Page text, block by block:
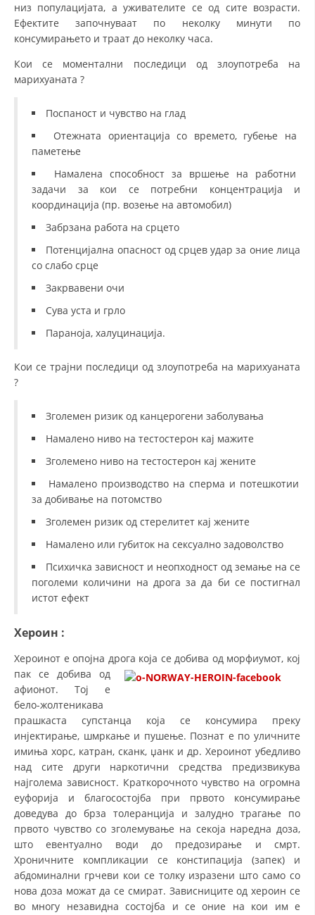
СТРУКТУРА И ОРГАНИЗАЦИОНА ПОСТАВЕНОСТ
ДИСЕМИНАЦИЈА
MЕЃУНАРОДНО ХУМАНИТАРНО ПРАВО
УПОТРЕБА И ЗАШТИТА НА АМБЛЕМОТ
СОЦИЈАЛНО ХУМАНИТАРНА ДЕЈНОСТ
КАКО ДА ДОНИРАТЕ
ПОДГОТВЕНОСТ И ДЕЈСТВО ПРИ КАТАСТРОФИ
ОДНОСИ СО ЈАВНОСТ
ДОГОВОРИ
ЗНАЧЕЊЕ НА СЛУЖБАТА ЗА БАРАЊЕ
ЗДРАВСТВЕНО ПРЕВЕНТИВНА ДЕЈНОСТ
ИНФОРМАЦИИ ЗА БОЛЕСТИ
ЗА НАС
ДЕЈСТВУВАЊЕ
ПРИРАЧНИЦИ
СТРАТЕГИИ
низ популацијата, а уживателите се од сите возрасти.
Ефектите започнуваат по неколку минути по
консумирањето и траат до неколку часа.
Кои се моментални последици од злоупотреба на
марихуаната ?
Поспаност и чувство на глад
Отежната ориентација со времето, губење на
паметење
Намалена способност за вршење на работни
задачи за кои се потребни концентрација и
координација (пр. возење на автомобил)
Забрзана работа на срцето
Потенцијална опасност од срцев удар за оние лица
со слабо срце
Закрвавени очи
Сува уста и грло
Параноја, халуцинација.
Кои се трајни последици од злоупотреба на марихуаната
?
Зголемен ризик од канцерогени заболувања
Намалено ниво на тестостерон кај мажите
Зголемено ниво на тестостерон кај жените
Намалено производство на сперма и потешкотии
за добивање на потомство
Зголемен ризик од стерелитет кај жените
Намалено или губиток на сексуално задоволство
Психичка зависност и неопходност од земање на се
поголеми количини на дрога за да би се постигнал
истот ефект
Хероин :
Хероинот е опојна дрога која се добива од морфиумот, кој
пак се добива од
афионот. Тој е
бело-жолтеникава
прашкаста супстанца која се консумира преку
инјектирање, шмркање и пушење. Познат е по уличните
имиња хорс, катран, сканк, џанк и др. Хероинот убедливо
над сите други наркотични средства предизвикува
најголема зависност. Краткорочното чувство на огромна
еуфорија и благосостојба при првото консумирање
доведува до брза толеранција и залудно трагање по
првото чувство со зголемување на секоја наредна доза,
што евентуално води до предозирање и смрт.
Хроничните компликации се констипација (запек) и
абдоминални грчеви кои се толку изразени што само со
нова доза можат да се смират. Зависниците од хероин се
во многу незавидна состојба и се оние на кои им е